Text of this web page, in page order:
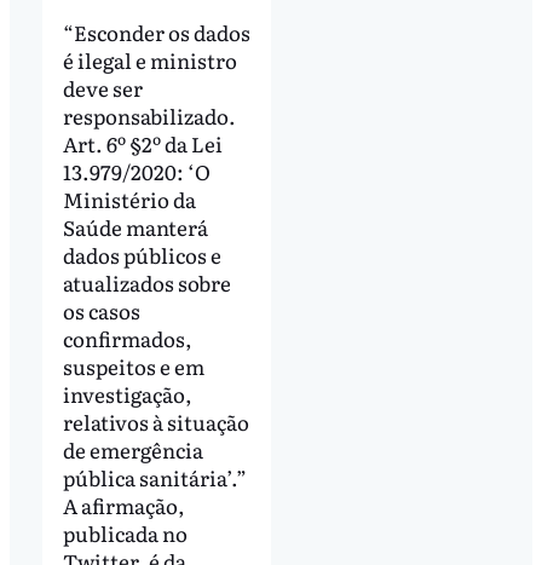
“Esconder os dados
é ilegal e ministro
deve ser
responsabilizado.
Art. 6º §2º da Lei
13.979/2020: ‘O
Ministério da
Saúde manterá
dados públicos e
atualizados sobre
os casos
confirmados,
suspeitos e em
investigação,
relativos à situação
de emergência
pública sanitária’.”
A afirmação,
publicada no